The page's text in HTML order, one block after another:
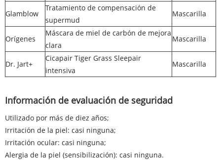
Glamblow
Tratamiento de compensación de
supermud
Mascarilla
Orígenes
Máscara de miel de carbón de mejora
clara
Mascarilla
Dr. Jart+
Cicapair Tiger Grass Sleepair
intensiva
Mascarilla
Información de evaluación de seguridad
Utilizado por más de diez años;
Irritación de la piel: casi ninguna;
Irritación ocular: casi ninguna;
Alergia de la piel (sensibilización): casi ninguna.